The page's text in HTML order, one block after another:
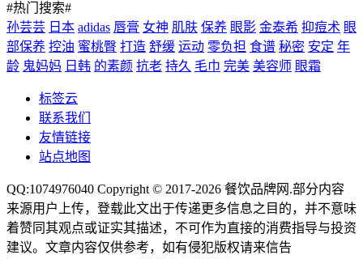
#热门搜索#
孙芸芸 日本 adidas 唇膏 女神 肌肤 保养 眼影 金泰希 抑痘术 眼
部保养 控油 蜜桃臀 打造 舒缓 运动 零负担 食谱 秘密 安定 年
龄 鬼妈妈 日韩 的素颜 抗老 持久 毛巾 完美 美容师 眼霜
标签云
联系我们
友情链接
站点地图
QQ:1074976040 Copyright © 2017-2026 餐饮品牌网 .部分内容
来源用户上传，登载此文出于传递更多信息之目的，并不意味
着赞同其观点或证实其描述，不可作为直接的消费指导与投资
建议。文章内容仅供参考，如有侵犯版权请来信告